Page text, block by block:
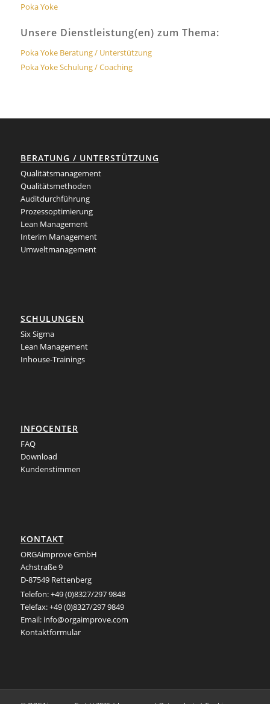
Poka Yoke
Unsere Dienstleistung(en) zum Thema:
Poka Yoke Beratung / Unterstützung
Poka Yoke Schulung / Coaching
BERATUNG / UNTERSTÜTZUNG
Qualitätsmanagement
Qualitätsmethoden
Auditdurchführung
Prozessoptimierung
Lean Management
Interim Management
Umweltmanagement
SCHULUNGEN
Six Sigma
Lean Management
Inhouse-Trainings
INFOCENTER
FAQ
Download
Kundenstimmen
KONTAKT
ORGAimprove GmbH
Achstraße 9
D-87549 Rettenberg
Telefon: +49 (0)8327/297 9848
Telefax: +49 (0)8327/297 9849
Email: info@orgaimprove.com
Kontaktformular